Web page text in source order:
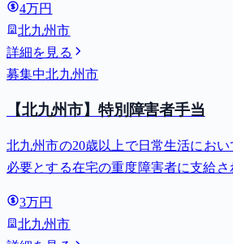
4万円
北九州市
詳細を見る
募集中北九州市
【北九州市】特別障害者手当
北九州市の20歳以上で日常生活にお
必要とする在宅の重度障害者に支給
3万円
北九州市